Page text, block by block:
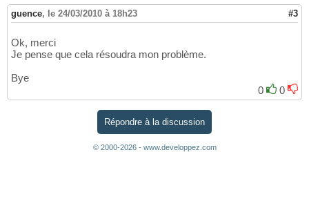
guence, le 24/03/2010 à 18h23 #3
Ok, merci
Je pense que cela résoudra mon problème.
Bye
0
0
Répondre à la discussion
© 2000-2026 - www.developpez.com